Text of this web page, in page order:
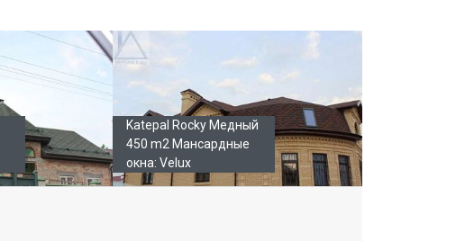
Katepal Rocky Медный
450 m2 Мансардные
окна: Velux